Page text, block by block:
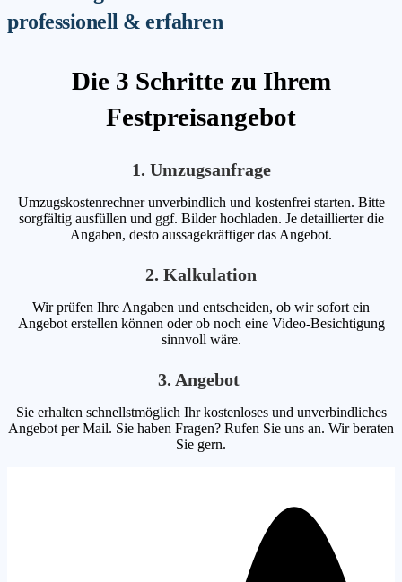
professionell & erfahren
Die 3 Schritte zu Ihrem
Festpreisangebot
1. Umzugsanfrage
Umzugskostenrechner unverbindlich und kostenfrei starten. Bitte
sorgfältig ausfüllen und ggf. Bilder hochladen. Je detaillierter die
Angaben, desto aussagekräftiger das Angebot.
2. Kalkulation
Wir prüfen Ihre Angaben und entscheiden, ob wir sofort ein
Angebot erstellen können oder ob noch eine Video-Besichtigung
sinnvoll wäre.
3. Angebot
Sie erhalten schnellstmöglich Ihr kostenloses und unverbindliches
Angebot per Mail. Sie haben Fragen? Rufen Sie uns an. Wir beraten
Sie gern.